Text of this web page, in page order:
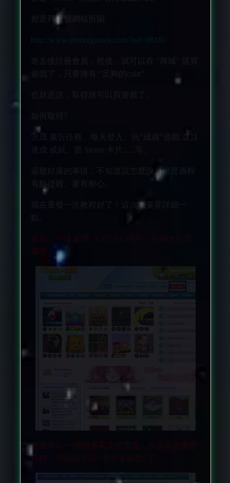
都是拜這個網站所賜
http://www.tremorgames.com/?ref=98181
完成 廣告任務、每天登入、玩"成就"遊戲 並且
這麼好康的事情，不知道該怎麼說。但是過程
有點複雜。要有耐心。
我在重發一次教程好了！這次我要弄詳細一
首先，一樣 點擊 "GET COINS"。那個大紅底
黃字。
然後跳出 一個很多英文的頁面。反正就是廣告
任務，完成就可以 "加很多點數"了。